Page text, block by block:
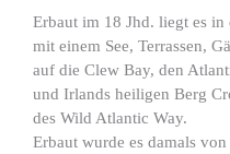
Erbaut im 18 Jhd. liegt es
mit einem See, Terrassen,
auf die Clew Bay, den
und Irlands heiligen Berg
des Wild Atlantic Way.
Erbaut wurde es damals